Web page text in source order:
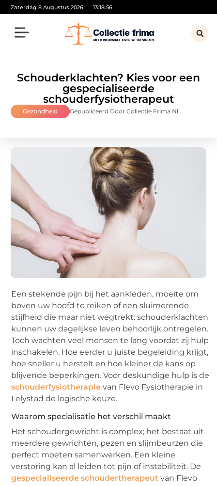
Zaterdag 8 Augustus 2026 13:18:58
Schouderklachten? Kies voor een
gespecialiseerde
schouderfysiotherapeut
Gezondheid Gepubliceerd Door Collectie Frima.nl
Een stekende pijn bij het aankleden, moeite om
boven uw hoofd te reiken of een sluimerende
stijfheid die maar niet wegtrekt: schouderklachten
kunnen uw dagelijkse leven behoorlijk ontregelen.
Toch wachten veel mensen te lang voordat zij hulp
inschakelen. Hoe eerder u juiste begeleiding krijgt,
hoe sneller u herstelt en hoe kleiner de kans op
blijvende beperkingen. Voor deskundige hulp is de
schouderfysiotherapie van Flevo Fysiotherapie in
Lelystad de logische keuze.
Waarom specialisatie het verschil maakt
Het schoudergewricht is complex; het bestaat uit
meerdere gewrichten, pezen en slijmbeurzen die
perfect moeten samenwerken. Een kleine
verstoring kan al leiden tot pijn of instabiliteit. De
gespecialiseerde schoudertherapeut van Flevo